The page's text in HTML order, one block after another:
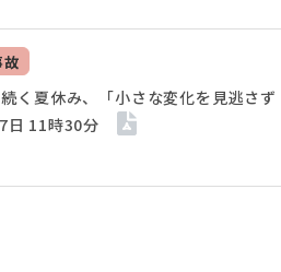
故
く夏休み、「小さな変化を見逃さず
日 11時30分